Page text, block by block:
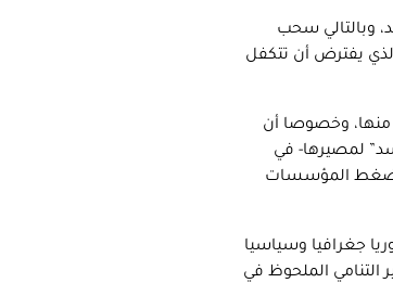
وبالتالي سحب
يفترض أن تتكفل
منها، وخصوصا أن
لمصيرها- في
ضغط المؤسسات
جغرافيا وسياسيا
التنامي الملحوظ في